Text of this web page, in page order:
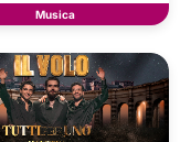
Musica